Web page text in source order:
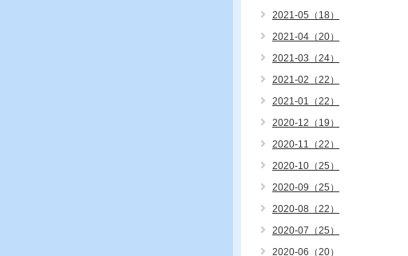
2021-05（18）
2021-04（20）
2021-03（24）
2021-02（22）
2021-01（22）
2020-12（19）
2020-11（22）
2020-10（25）
2020-09（25）
2020-08（22）
2020-07（25）
2020-06（20）